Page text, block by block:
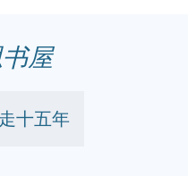
屋
十五年